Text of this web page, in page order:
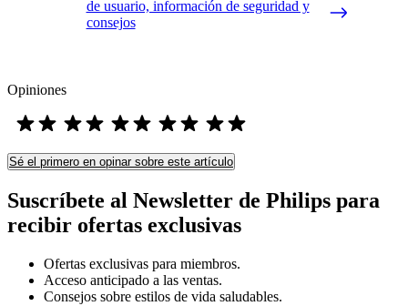
de usuario, información de seguridad y
consejos
Opiniones
Sé el primero en opinar sobre este artículo
Suscríbete al Newsletter de Philips para
recibir ofertas exclusivas
Ofertas exclusivas para miembros.
Acceso anticipado a las ventas.
Consejos sobre estilos de vida saludables.